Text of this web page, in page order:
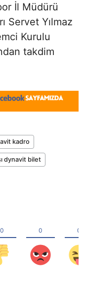
İl Müdürü
Servet Yılmaz
Kurulu
takdim
kadro
dynavit bilet